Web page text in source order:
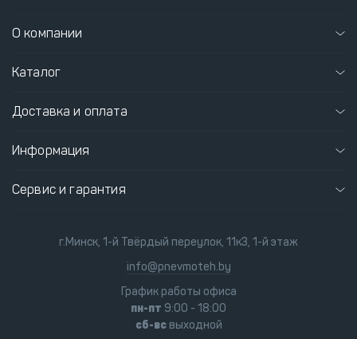
О компании
Каталог
Доставка и оплата
Информация
Сервис и гарантия
г.Минск, 1-й Твёрдый переулок, 11к3, 1-й этаж
info@pnevmoteh.by
График работы офиса
пн-пт 9:00 - 18:00
сб-всвыходной